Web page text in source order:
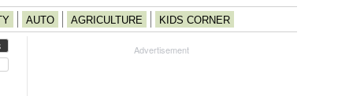
AUTO AGRICULTURE KIDS CORNER
Advertisement